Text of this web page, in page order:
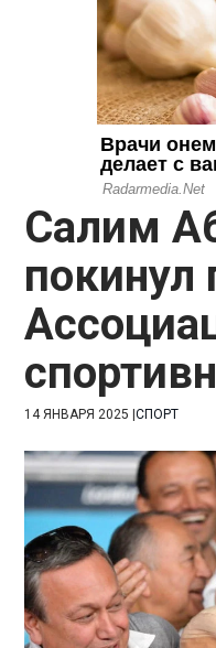
Салим
покинул
14 ЯНВАРЯ 2025 |СПОРТ